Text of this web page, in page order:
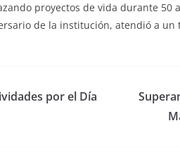
proyectos de vida durante 50
de la institución, atendió a un
por el Día